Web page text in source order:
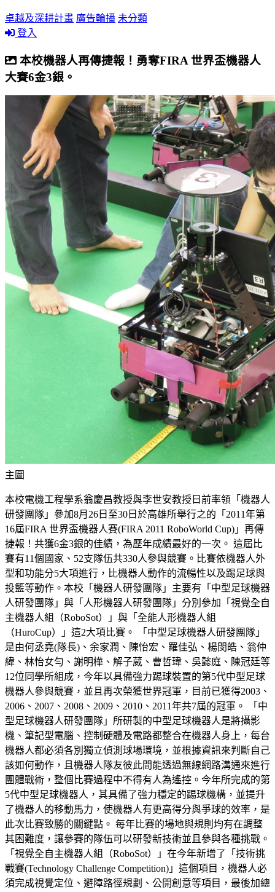
卓越及深耕計畫 廣告輪播 未分類
登入
本校機器人再傳捷報！勇奪FIRA 世界盃機器人
大賽6金3銀。
主圖
本校電機工程學系翁慶昌教授與李世安教授日前率領「機器人
研發團隊」參加8月26日至30日於高雄所舉行之的「2011年第
16屆FIRA 世界盃機器人賽(FIRA 2011 RoboWorld Cup)」再傳
捷報！共獲6金3銀的佳績，為歷年成績最好的一次。 這屆比
賽有11個國家、52支隊伍共330人參與競賽。比賽依機器人外
型和功能分5大項進行，比機器人動作的流暢性以及踢足球與
投籃等動作。本校「機器人研發團隊」主要有「中型足球機器
人研發團隊」與「人形機器人研發團隊」分別參加「視覺全自
主機器人組（RoboSot）」與「全能人形機器人組
（HuroCup）」這2大項比賽。 「中型足球機器人研發團隊」
是由何丞堯(隊長)、余家潤、陳怡宏、羅佳弘、楊閔皓、翁仲
緯、林怡女勻、謝明樺、解子葳、曹哲瑋、吳懿庭、陳冠廷等
12位同學所組成，今年以具備強力踢球裝置的第5代中型足球
機器人參與競賽，並且再次榮獲世界冠軍，目前已獲得2003、
2006、2007、2008、2009、2010、2011年共7屆的冠軍。 「中
型足球機器人研發團隊」所研製的中型足球機器人是將攝影
機、筆記型電腦、控制硬體及電路都整合在機器人身上，每台
機器人都必須各別獨立偵測球場環境，並根據資訊來判斷自己
該如何動作，且機器人隊友彼此間能透過無線網路溝通來進行
團體戰術，整個比賽過程中不得有人為遙控。今年所完成的第
5代中型足球機器人，其具備了強力穩定的踢球機構，並提升
了機器人的移動馬力，使機器人有更高得分與爭球的效率，是
此次比賽致勝的關鍵點。 每年比賽的場地與規則均有在調整
其困難度，讓參賽的隊伍可以研發新技術並且參與各種挑戰。
「視覺全自主機器人組（RoboSot）」在今年新增了「技術挑
戰賽(Technology Challenge Competition)」這個項目，機器人必
須完成視覺定位、避障路徑規劃、公開創意等項目，最後加總